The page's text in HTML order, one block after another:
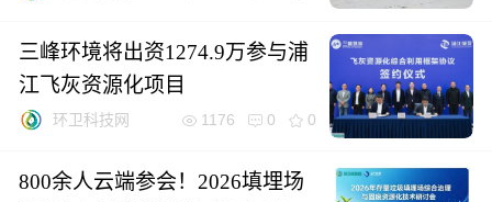
三峰环境将出资1274.9万参与浦
江飞灰资源化项目
环卫科技网 1176 0 0
800余人云端参会！2026填埋场